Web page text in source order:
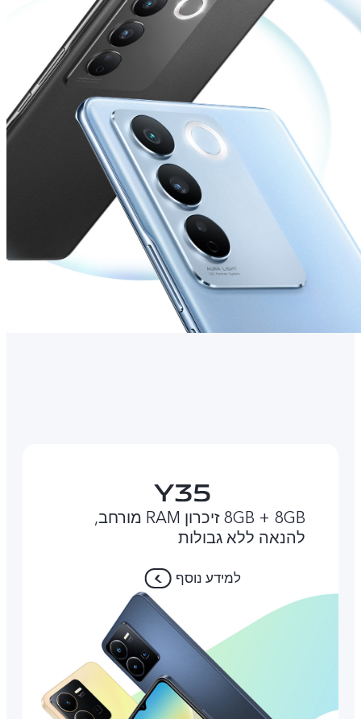
8GB + 8GB זיכרון RAM מורחב,
להנאה ללא גבולות
למידע נוסף